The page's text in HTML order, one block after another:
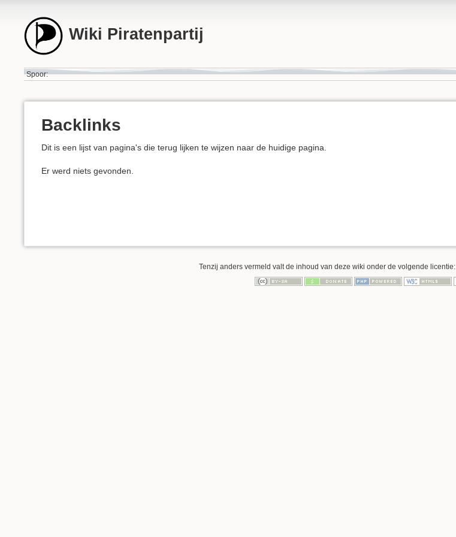
Wiki Piratenpartij
Spoor:
Backlinks
Dit is een lijst van pagina's die terug lijken te wijzen naar de huidige pagina.
Er werd niets gevonden.
Tenzij anders vermeld valt de inhoud van deze wiki onder de volgende licentie: